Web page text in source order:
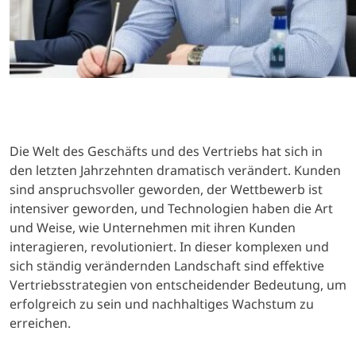
Die Welt des Geschäfts und des Vertriebs hat sich in
den letzten Jahrzehnten dramatisch verändert. Kunden
sind anspruchsvoller geworden, der Wettbewerb ist
intensiver geworden, und Technologien haben die Art
und Weise, wie Unternehmen mit ihren Kunden
interagieren, revolutioniert. In dieser komplexen und
sich ständig verändernden Landschaft sind effektive
Vertriebsstrategien von entscheidender Bedeutung, um
erfolgreich zu sein und nachhaltiges Wachstum zu
erreichen.